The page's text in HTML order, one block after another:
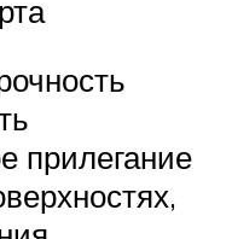
прилегание